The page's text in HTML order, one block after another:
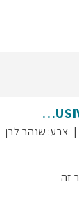
צבע: שנהב לבן
זה